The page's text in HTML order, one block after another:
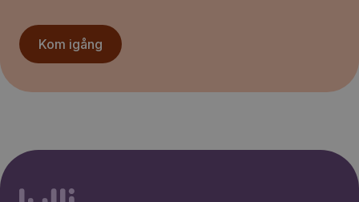
Kom igång